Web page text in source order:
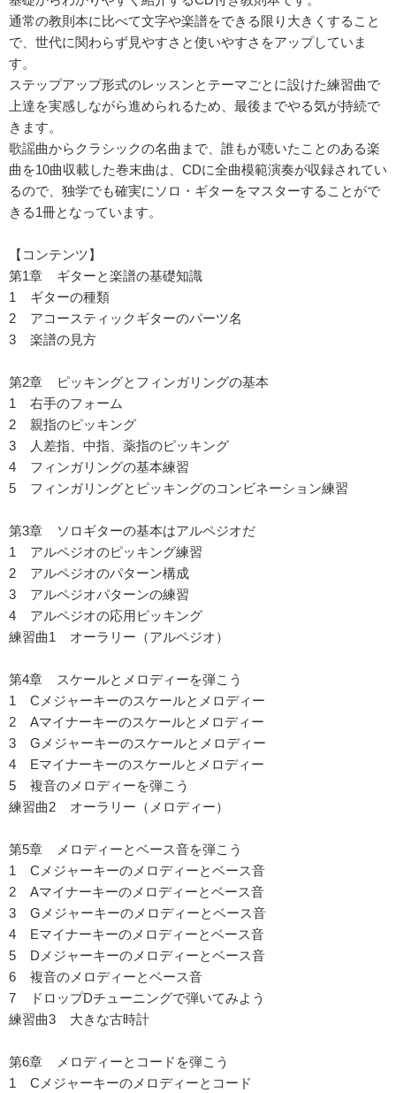
通常の教則本に比べて文字や楽譜をできる限り大きくすること
で、世代に関わらず見やすさと使いやすさをアップしていま
す。
ステップアップ形式のレッスンとテーマごとに設けた練習曲で
上達を実感しながら進められるため、最後までやる気が持続で
きます。
歌謡曲からクラシックの名曲まで、誰もが聴いたことのある楽
曲を10曲収載した巻末曲は、CDに全曲模範演奏が収録されてい
るので、独学でも確実にソロ・ギターをマスターすることがで
きる1冊となっています。
【コンテンツ】
第1章 ギターと楽譜の基礎知識
1 ギターの種類
2 アコースティックギターのパーツ名
3 楽譜の見方
第2章 ピッキングとフィンガリングの基本
1 右手のフォーム
2 親指のピッキング
3 人差指、中指、薬指のピッキング
4 フィンガリングの基本練習
5 フィンガリングとピッキングのコンビネーション練習
第3章 ソロギターの基本はアルペジオだ
1 アルペジオのピッキング練習
2 アルペジオのパターン構成
3 アルペジオパターンの練習
4 アルペジオの応用ピッキング
練習曲1 オーラリー（アルペジオ）
第4章 スケールとメロディーを弾こう
1 Cメジャーキーのスケールとメロディー
2 Aマイナーキーのスケールとメロディー
3 Gメジャーキーのスケールとメロディー
4 Eマイナーキーのスケールとメロディー
5 複音のメロディーを弾こう
練習曲2 オーラリー（メロディー）
第5章 メロディーとベース音を弾こう
1 Cメジャーキーのメロディーとベース音
2 Aマイナーキーのメロディーとベース音
3 Gメジャーキーのメロディーとベース音
4 Eマイナーキーのメロディーとベース音
5 Dメジャーキーのメロディーとベース音
6 複音のメロディーとベース音
7 ドロップDチューニングで弾いてみよう
練習曲3 大きな古時計
第6章 メロディーとコードを弾こう
1 Cメジャーキーのメロディーとコード